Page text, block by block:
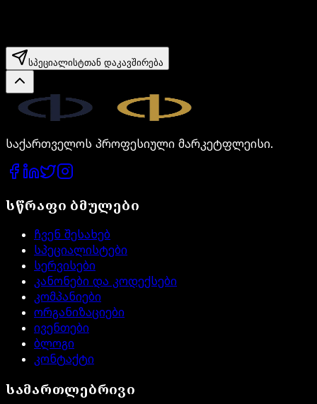
სპეციალისტთან დაკავშირება
საქართველოს პროფესიული მარკეტფლეისი.
სწრაფი ბმულები
ჩვენ შესახებ
სპეციალისტები
სერვისები
კანონები და კოდექსები
კომპანიები
ორგანიზაციები
ივენთები
ბლოგი
კონტაქტი
სამართლებრივი